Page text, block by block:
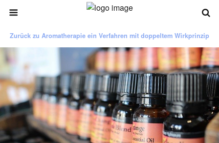
Zurück zu Aromatherapie ein Verfahren mit doppeltem Wirkprinzip